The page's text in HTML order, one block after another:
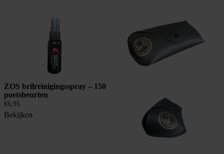
ZOS brilreinigingsspray – 150
poetsbeurten
€6,95
Bekijken